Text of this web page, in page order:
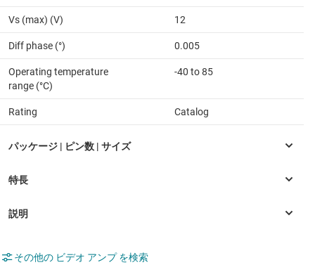
Vs (max) (V) 12
Diff phase (°) 0.005
Operating temperature
range (°C)
-40 to 85
Rating Catalog
その他の ビデオ アンプ を検索